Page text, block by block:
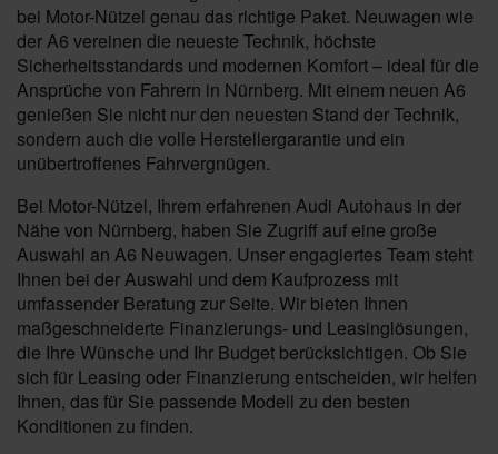
bei Motor-Nützel genau das richtige Paket. Neuwagen wie
der A6 vereinen die neueste Technik, höchste
Sicherheitsstandards und modernen Komfort – ideal für die
Ansprüche von Fahrern in Nürnberg. Mit einem neuen A6
genießen Sie nicht nur den neuesten Stand der Technik,
sondern auch die volle Herstellergarantie und ein
unübertroffenes Fahrvergnügen.
Bei Motor-Nützel, Ihrem erfahrenen Audi Autohaus in der
Nähe von Nürnberg, haben Sie Zugriff auf eine große
Auswahl an A6 Neuwagen. Unser engagiertes Team steht
Ihnen bei der Auswahl und dem Kaufprozess mit
umfassender Beratung zur Seite. Wir bieten Ihnen
maßgeschneiderte Finanzierungs- und Leasinglösungen,
die Ihre Wünsche und Ihr Budget berücksichtigen. Ob Sie
sich für Leasing oder Finanzierung entscheiden, wir helfen
Ihnen, das für Sie passende Modell zu den besten
Konditionen zu finden.